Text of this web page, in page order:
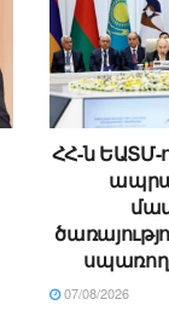
ՀՀ-ն
սպառող
07/08/2026